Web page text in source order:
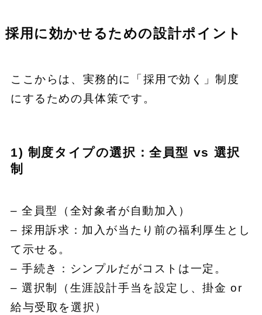
採用に効かせるための設計ポイント
ここからは、実務的に「採用で効く」制度
にするための具体策です。
1) 制度タイプの選択：全員型 vs 選択
制
– 全員型（全対象者が自動加入）
– 採用訴求：加入が当たり前の福利厚生とし
て示せる。
– 手続き：シンプルだがコストは一定。
– 選択制（生涯設計手当を設定し、掛金 or
給与受取を選択）